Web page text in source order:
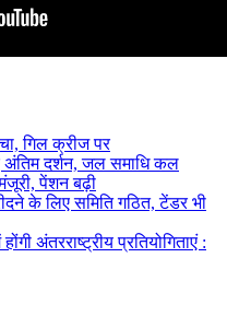
गिल क्रीज पर
दर्शन, जल समाधि कल
पेंशन बढ़ी
के लिए समिति गठित, टेंडर भी
अंतरराष्ट्रीय प्रतियोगिताएं :